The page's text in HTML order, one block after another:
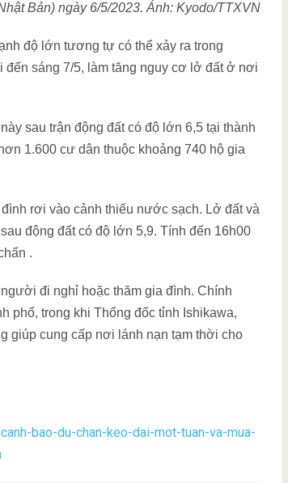
Bản) ngày 6/5/2023. Ảnh: Kyodo/TTXVN
độ lớn tương tự có thể xảy ra trong
sáng 7/5, làm tăng nguy cơ lở đất ở nơi
sau trận động đất có độ lớn 6,5 tại thành
1.600 cư dân thuộc khoảng 740 hộ gia
rơi vào cảnh thiếu nước sạch. Lở đất và
động đất có độ lớn 5,9. Tính đến 16h00
.
đi nghỉ hoặc thăm gia đình. Chính
phố, trong khi Thống đốc tỉnh Ishikawa,
giúp cung cấp nơi lánh nạn tạm thời cho
bao-du-chan-keo-dai-mot-tuan-va-mua-